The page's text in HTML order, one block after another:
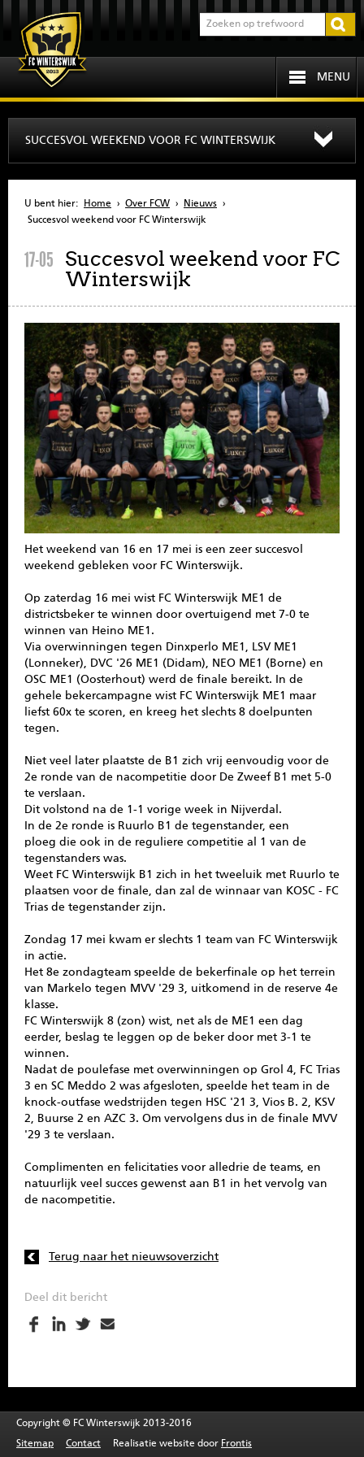
MENU
OVER FCW
INFORMATIE
SENIOREN
SPONSOREN
CONTACT
MENU
SUCCESVOL WEEKEND VOOR FC WINTERSWIJK
U bent hier: Home › Over FCW › Nieuws ›
Succesvol weekend voor FC Winterswijk
17-05 Succesvol weekend voor FC
Winterswijk
Het weekend van 16 en 17 mei is een zeer succesvol
weekend gebleken voor FC Winterswijk.
Op zaterdag 16 mei wist FC Winterswijk ME1 de
districtsbeker te winnen door overtuigend met 7-0 te
winnen van Heino ME1.
Via overwinningen tegen Dinxperlo ME1, LSV ME1
(Lonneker), DVC '26 ME1 (Didam), NEO ME1 (Borne) en
OSC ME1 (Oosterhout) werd de finale bereikt. In de
gehele bekercampagne wist FC Winterswijk ME1 maar
liefst 60x te scoren, en kreeg het slechts 8 doelpunten
tegen.
Niet veel later plaatste de B1 zich vrij eenvoudig voor de
2e ronde van de nacompetitie door De Zweef B1 met 5-0
te verslaan.
Dit volstond na de 1-1 vorige week in Nijverdal.
In de 2e ronde is Ruurlo B1 de tegenstander, een
ploeg die ook in de reguliere competitie al 1 van de
tegenstanders was.
Weet FC Winterswijk B1 zich in het tweeluik met Ruurlo te
plaatsen voor de finale, dan zal de winnaar van KOSC - FC
Trias de tegenstander zijn.
Zondag 17 mei kwam er slechts 1 team van FC Winterswijk
in actie.
Het 8e zondagteam speelde de bekerfinale op het terrein
van Markelo tegen MVV '29 3, uitkomend in de reserve 4e
klasse.
FC Winterswijk 8 (zon) wist, net als de ME1 een dag
eerder, beslag te leggen op de beker door met 3-1 te
winnen.
Nadat de poulefase met overwinningen op Grol 4, FC Trias
3 en SC Meddo 2 was afgesloten, speelde het team in de
knock-outfase wedstrijden tegen HSC '21 3, Vios B. 2, KSV
2, Buurse 2 en AZC 3. Om vervolgens dus in de finale MVV
'29 3 te verslaan.
Complimenten en felicitaties voor alledrie de teams, en
natuurlijk veel succes gewenst aan B1 in het vervolg van
de nacompetitie.
Terug naar het nieuwsoverzicht
Deel dit bericht
Copyright © FC Winterswijk 2013-2016
Sitemap Contact Realisatie website door Frontis